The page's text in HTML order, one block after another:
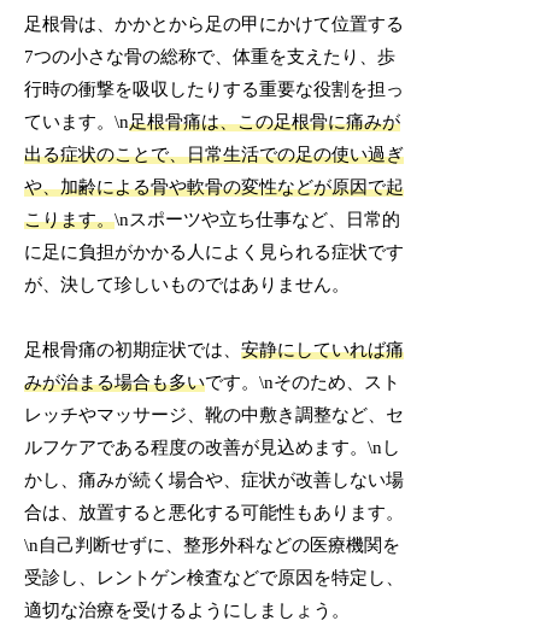
足根骨は、かかとから足の甲にかけて位置する
7つの小さな骨の総称で、体重を支えたり、歩
行時の衝撃を吸収したりする重要な役割を担っ
ています。\n足根骨痛は、この足根骨に痛みが
出る症状のことで、日常生活での足の使い過ぎ
や、加齢による骨や軟骨の変性などが原因で起
こります。\nスポーツや立ち仕事など、日常的
に足に負担がかかる人によく見られる症状です
が、決して珍しいものではありません。
足根骨痛の初期症状では、安静にしていれば痛
みが治まる場合も多いです。\nそのため、スト
レッチやマッサージ、靴の中敷き調整など、セ
ルフケアである程度の改善が見込めます。\nし
かし、痛みが続く場合や、症状が改善しない場
合は、放置すると悪化する可能性もあります。
\n自己判断せずに、整形外科などの医療機関を
受診し、レントゲン検査などで原因を特定し、
適切な治療を受けるようにしましょう。